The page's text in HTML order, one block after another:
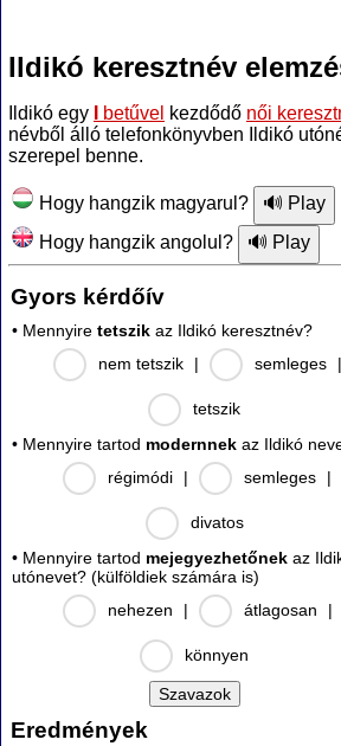
Ildikó keresztnév
Ildikó egy betűvel kezdődő női
névből álló telefonkönyvben Ildikó
szerepel benne.
Hogy hangzik magyarul?
Hogy hangzik angolul?
Gyors kérdőív
• Mennyire tetszik az Ildikó keresztnév?
nem tetszik
| semleges |
tetszik
• Mennyire tartod modernnek az Ildikó
régimódi
| semleges |
divatos
• Mennyire tartod mejegyezhetőnek az
utónevet? (külföldiek számára is)
nehezen
| átlagosan |
könnyen
Eredmények